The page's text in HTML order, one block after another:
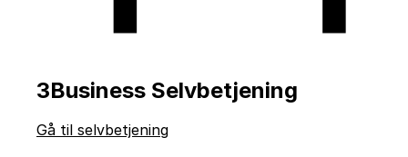
3Business Selvbetjening
Gå til selvbetjening